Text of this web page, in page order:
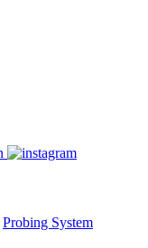
Probing System